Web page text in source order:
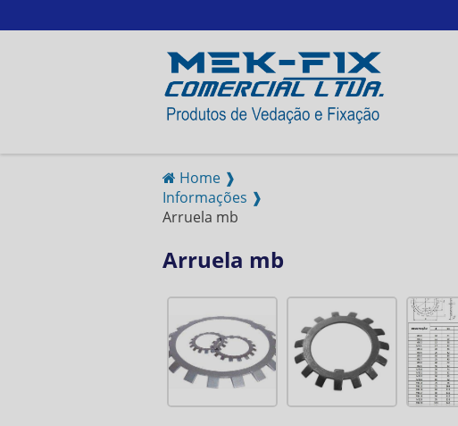
Home ❱
Informações ❱
Arruela mb
Arruela mb